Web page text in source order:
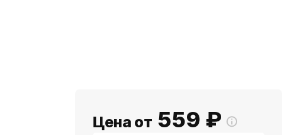
Цена от 559 ₽